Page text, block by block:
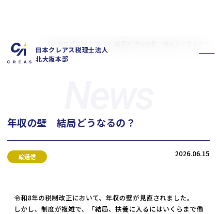
日本クレアス税理士法人
北大阪本部
お客様の声
お知らせ
年収の壁 結局どうなるの？
2026.06.15
輪通信
令和8年の税制改正において、年収の壁が見直されました。
しかし、制度が複雑で、「結局、扶養に入るにはいくらまで働